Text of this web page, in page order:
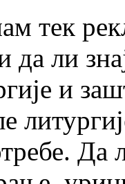
тек
да ли
и
Да